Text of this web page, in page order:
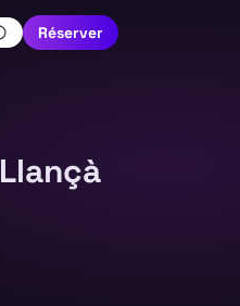
Réserver
Llançà